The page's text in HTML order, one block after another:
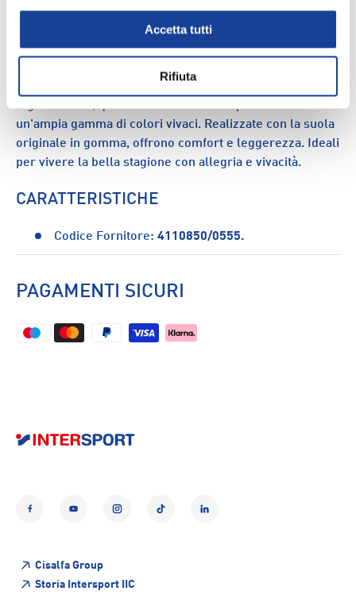
Accetta tutti
Rifiuta
DESCRIZIONE
Le Havaianas Brasil Logo sono le iconiche infradito
un'ampia gamma di colori vivaci. Realizzate con la suola
originale in gomma, offrono comfort e leggerezza. Ideali
per vivere la bella stagione con allegria e vivacità.
CARATTERISTICHE
Codice Fornitore: 4110850/0555.
PAGAMENTI SICURI
YouTubeInstagramTikTok LinkedIn
Cisalfa Group
Storia Intersport IIC